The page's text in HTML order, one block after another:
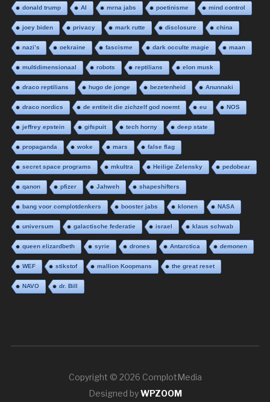
donald trump AI mrna jabs poetinisme mind control
joey biden privacy mark rutte disclosure china
nazi’s oekraine fascisme dark occulte magie maan
multidimensionaal robots reptilians elon musk
draco reptilians hugo de jonge bezetenheid Anunnaki
draco nordics de entiteit die zichzelf god noemt eu NOS
jeffrey epstein gifspuit tech horny deep state
propaganda woke mars false flag
secret space programs mkultra Heilige Zelensky pedobear
qanon pfizer Jahweh shapeshifters
bang voor complotdenkers booster jabs klonen NASA
universum galactische federatie israel klaus schwab
queen elizardbeth syrie drones Antarctica demonen
WEF stikstof mallion Koopmans the great reset
NAVO dr. Bill
Copyright © 2026 ComplotMedia
Designed byWPZOOM